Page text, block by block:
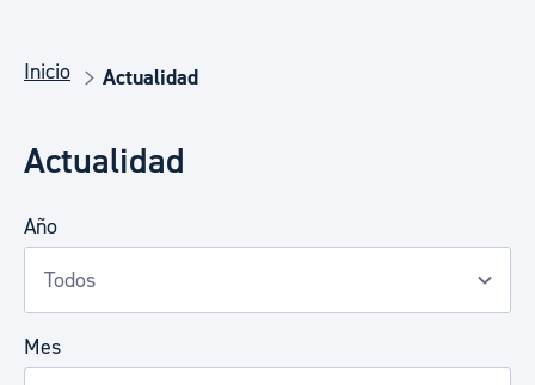
Inicio Actualidad
Actualidad
Año
Mes